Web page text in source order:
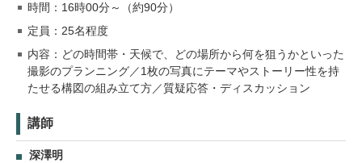
時間：16時00分～（約90分）
定員：25名程度
内容：どの時間帯・天候で、どの場所から何を狙うかといった
撮影のプランニング／1枚の写真にテーマやストーリー性を持
たせる構図の組み立て方／質疑応答・ディスカッション
講師
深澤明